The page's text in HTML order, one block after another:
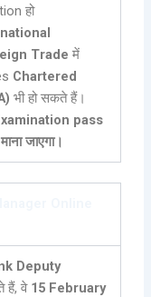
हो
Trade में
Chartered
भी हो सकते हैं।
pass
जाएगा।
Deputy
हैं, वे 15 February